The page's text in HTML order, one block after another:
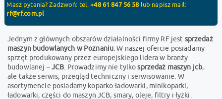
Masz pytania? Zadzwoń: tel.+48 61 847 56 58 lub napisz mail:
rf@rf.com.pl
Jednym z głównych obszarów działalności firmy RF jest sprzedaż
maszyn budowlanych w Poznaniu. W naszej ofercie posiadamy
sprzęt produkowany przez europejskiego lidera w branży
budowlanej –JCB. Prowadzimy nie tylkosprzedaż maszyn jcb,
ale także serwis, przegląd techniczny i serwisowanie. W
asortymencie posiadamy koparko-ładowarki, minikoparki,
ładowarki, części do maszyn JCB, smary, oleje, filtry i łyżki.